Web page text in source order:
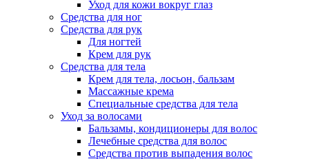
Уход для кожи вокруг глаз
Средства для ног
Средства для рук
Для ногтей
Крем для рук
Средства для тела
Крем для тела, лосьон, бальзам
Массажные крема
Специальные средства для тела
Уход за волосами
Бальзамы, кондиционеры для волос
Лечебные средства для волос
Средства против выпадения волос